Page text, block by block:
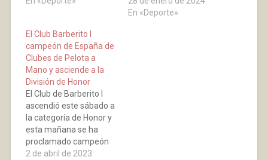
facilidad. Los partidos
de la División de Honor
comenzaron con otra
derrota donde
Alduntzin se impuso a
Iker Amiano, el segundo
partido…
por el mismo resultado
En «Deporte»
El Club Barberito I
campeón de España de
Clubes de Pelota a
Mano y asciende a la
División de Honor
El Club de Barberito I
ascendió este sábado a
la categoría de Honor y
esta mañana se ha
proclamado campeón
de España de Clubes de
2 de abril de 2023